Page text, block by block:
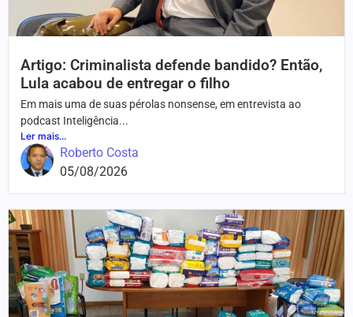
Artigo: Criminalista defende bandido? Então,
Lula acabou de entregar o filho
Em mais uma de suas pérolas nonsense, em entrevista ao
podcast Inteligência...
Ler mais...
Roberto Costa
05/08/2026